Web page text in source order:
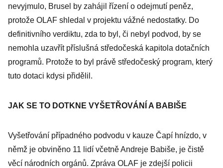
nevyjmulo, Brusel by zahájil řízení o odejmutí peněz,
protože OLAF shledal v projektu vážné nedostatky. Do
definitivního verdiktu, zda to byl, či nebyl podvod, by se
nemohla uzavřít příslušná středočeská kapitola dotačních
programů. Protože to byl právě středočeský program, který
tuto dotaci kdysi přidělil.
JAK SE TO DOTKNE VYŠETŘOVÁNÍ A BABIŠE
Vyšetřování případného podvodu v kauze Čapí hnízdo, v
němž je obviněno 11 lidí včetně Andreje Babiše, je čistě
věcí národních orgánů. Zpráva OLAF je zdejší policii